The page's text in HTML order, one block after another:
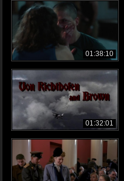
01:38:10
01:32:01